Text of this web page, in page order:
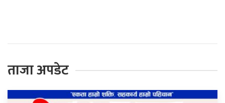
ताजा अपडेट